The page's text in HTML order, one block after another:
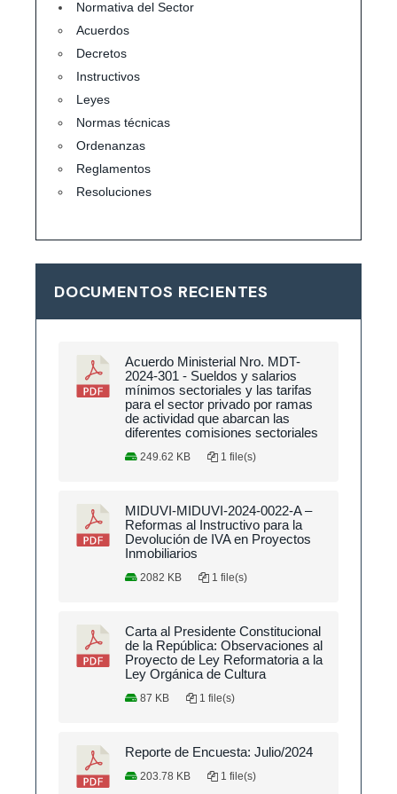
Normativa del Sector
Acuerdos
Decretos
Instructivos
Leyes
Normas técnicas
Ordenanzas
Reglamentos
Resoluciones
DOCUMENTOS RECIENTES
Acuerdo Ministerial Nro. MDT-
2024-301 - Sueldos y salarios
mínimos sectoriales y las tarifas
para el sector privado por ramas
de actividad que abarcan las
diferentes comisiones sectoriales
249.62 KB 1 file(s)
MIDUVI-MIDUVI-2024-0022-A –
Reformas al Instructivo para la
Devolución de IVA en Proyectos
Inmobiliarios
2082 KB 1 file(s)
Carta al Presidente Constitucional
de la República: Observaciones al
Proyecto de Ley Reformatoria a la
Ley Orgánica de Cultura
87 KB 1 file(s)
Reporte de Encuesta: Julio/2024
203.78 KB 1 file(s)